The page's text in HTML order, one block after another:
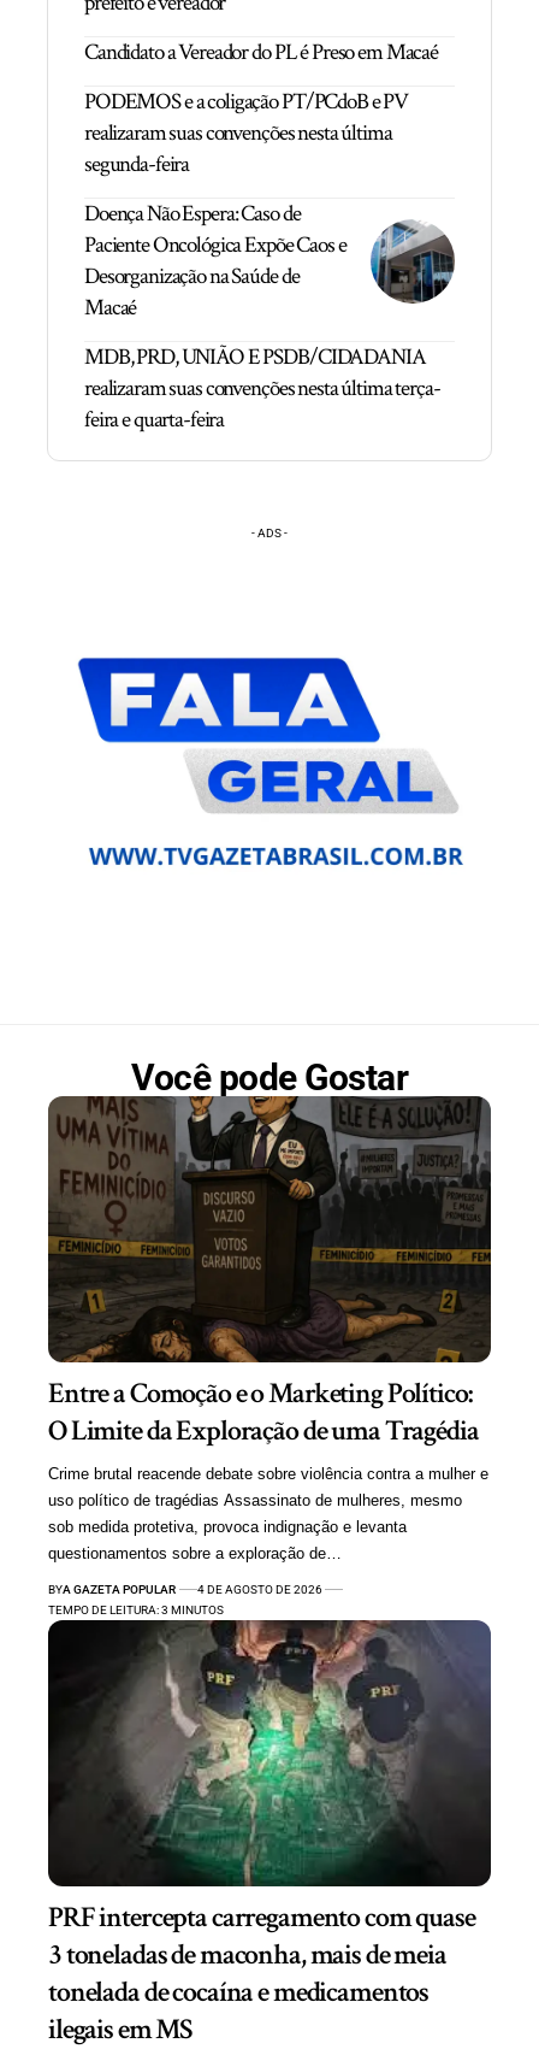
Candidato a Vereador do PL é Preso em Macaé
PODEMOS e a coligação PT/PCdoB e PV
realizaram suas convenções nesta última
segunda-feira
Doença Não Espera: Caso de
Paciente Oncológica Expõe Caos e
Desorganização na Saúde de
Macaé
MDB, PRD, UNIÃO E PSDB/CIDADANIA
realizaram suas convenções nesta última terça-
feira e quarta-feira
- ADS -
Você pode Gostar
Entre a Comoção e o Marketing Político:
O Limite da Exploração de uma Tragédia
Crime brutal reacende debate sobre violência contra a mulher e
uso político de tragédias Assassinato de mulheres, mesmo
sob medida protetiva, provoca indignação e levanta
questionamentos sobre a exploração de…
BYA GAZETA POPULAR
4 DE AGOSTO DE 2026
TEMPO DE LEITURA: 3 MINUTOS
PRF intercepta carregamento com quase
3 toneladas de maconha, mais de meia
tonelada de cocaína e medicamentos
ilegais em MS